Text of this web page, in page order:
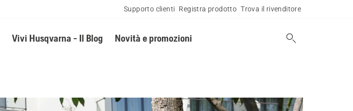
Supporto clienti Registra prodotto Trova il rivenditore
Vivi Husqvarna - Il Blog Novità e promozioni